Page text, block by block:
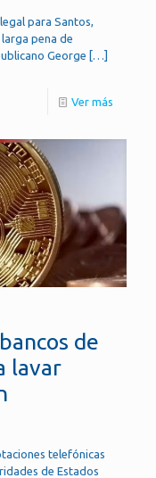
para Santos,
pena de
George […]
Ver más
de
lavar
telefónicas
de Estados